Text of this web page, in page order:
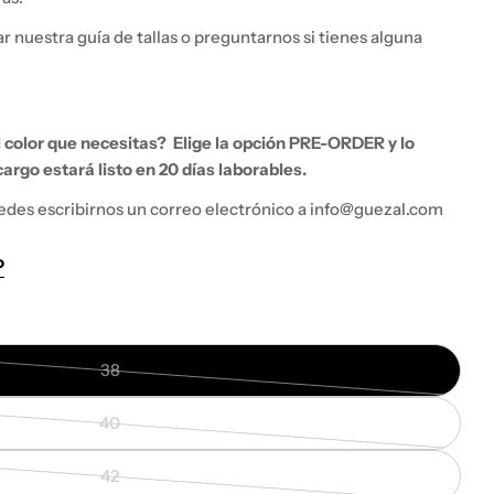
nuestra guía de tallas o preguntarnos si tienes alguna
que necesitas? Elige la opción PRE-ORDER y lo
estará listo en 20 días laborables.
escribirnos un correo electrónico a info@guezal.com
38
Variante
o
disponible
40
Variante
o
42
Variante